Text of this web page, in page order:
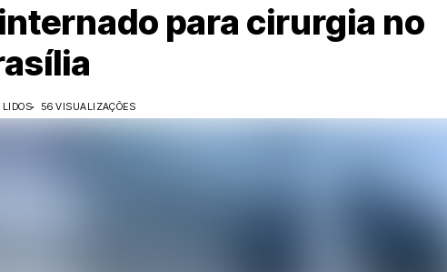
para cirurgia no
56 VISUALIZAÇÕES